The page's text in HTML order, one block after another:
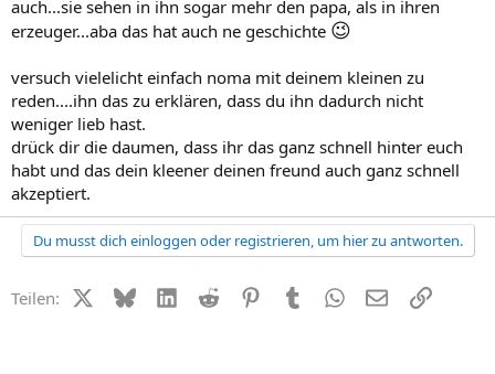
auch...sie sehen in ihn sogar mehr den papa, als in ihren
erzeuger...aba das hat auch ne geschichte 😉
versuch vielelicht einfach noma mit deinem kleinen zu
reden....ihn das zu erklären, dass du ihn dadurch nicht
weniger lieb hast.
drück dir die daumen, dass ihr das ganz schnell hinter euch
habt und das dein kleener deinen freund auch ganz schnell
akzeptiert.
Du musst dich einloggen oder registrieren, um hier zu antworten.
Teilen: X (Twitter)
BlueskyLinkedIn
Reddit PinterestTumblr WhatsApp
E-MailLink